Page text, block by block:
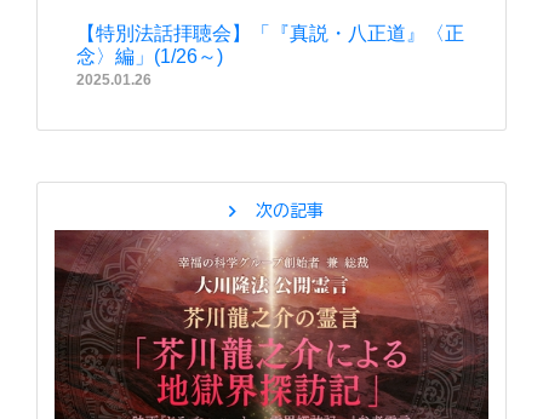
【特別法話拝聴会】「『真説・八正道』〈正
念〉編」(1/26～)
2025.01.26
chevron_right 次の記事